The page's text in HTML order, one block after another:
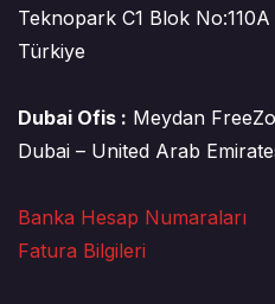
Teknopark C1 Blok
Türkiye
Dubai Ofis : Meydan
Dubai – United Arab
Banka Hesap Numaraları
Fatura Bilgileri